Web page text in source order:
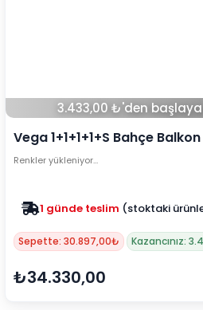
3.433,00 ₺'den
Vega 1+1+1+1+S Bahçe
(Minderli) - Siyah
Renkler yükleniyor…
Zam yok 2025 fiyatları devam
Sepette: 30.897,00₺ Kazancınız:
₺34.330,00